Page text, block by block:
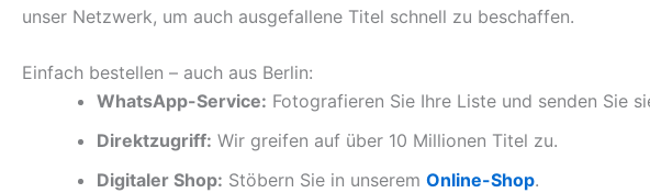
unser Netzwerk, um auch ausgefallene Titel schnell zu beschaffen.
Einfach bestellen – auch aus Berlin:
WhatsApp-Service: Fotografieren Sie Ihre Liste und senden Sie
Direktzugriff: Wir greifen auf über 10 Millionen Titel zu.
Digitaler Shop: Stöbern Sie in unserem Online-Shop.